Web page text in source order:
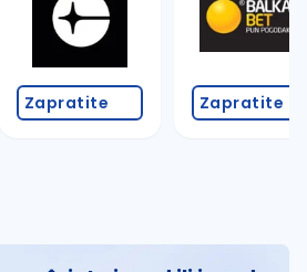
Zapratite Zapratite